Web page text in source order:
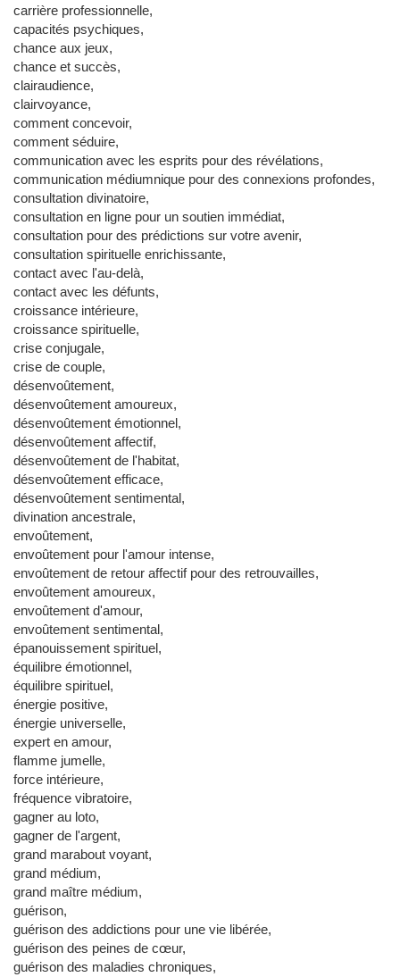
carrière professionnelle,
capacités psychiques,
chance aux jeux,
chance et succès,
clairaudience,
clairvoyance,
comment concevoir,
comment séduire,
communication avec les esprits pour des révélations,
communication médiumnique pour des connexions profondes,
consultation divinatoire,
consultation en ligne pour un soutien immédiat,
consultation pour des prédictions sur votre avenir,
consultation spirituelle enrichissante,
contact avec l'au-delà,
contact avec les défunts,
croissance intérieure,
croissance spirituelle,
crise conjugale,
crise de couple,
désenvoûtement,
désenvoûtement amoureux,
désenvoûtement émotionnel,
désenvoûtement affectif,
désenvoûtement de l'habitat,
désenvoûtement efficace,
désenvoûtement sentimental,
divination ancestrale,
envoûtement,
envoûtement pour l'amour intense,
envoûtement de retour affectif pour des retrouvailles,
envoûtement amoureux,
envoûtement d'amour,
envoûtement sentimental,
épanouissement spirituel,
équilibre émotionnel,
équilibre spirituel,
énergie positive,
énergie universelle,
expert en amour,
flamme jumelle,
force intérieure,
fréquence vibratoire,
gagner au loto,
gagner de l'argent,
grand marabout voyant,
grand médium,
grand maître médium,
guérison,
guérison des addictions pour une vie libérée,
guérison des peines de cœur,
guérison des maladies chroniques,